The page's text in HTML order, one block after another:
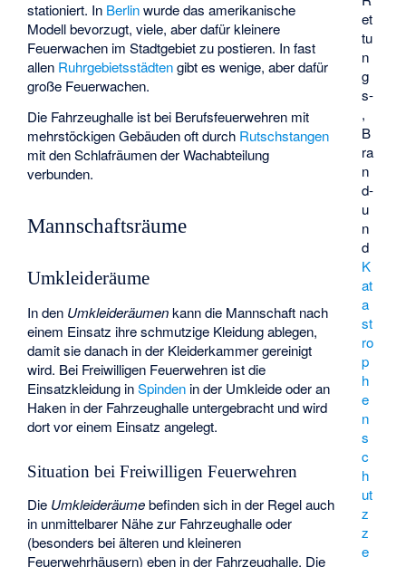
et
tu
n
g
s-
,
B
ra
n
d-
u
n
d
K
at
a
st
ro
p
h
e
n
s
c
h
ut
z
z
e
stationiert. In Berlinwurde das amerikanische
Modell bevorzugt, viele, aber dafür kleinere
Feuerwachen im Stadtgebiet zu postieren. In fast
allen Ruhrgebietsstädtengibt es wenige, aber dafür
große Feuerwachen.
Die Fahrzeughalle ist bei Berufsfeuerwehren mit
mehrstöckigen Gebäuden oft durch Rutschstangen
mit den Schlafräumen der Wachabteilung
verbunden.
Mannschaftsräume
Umkleideräume
In den Umkleideräumenkann die Mannschaft nach
einem Einsatz ihre schmutzige Kleidung ablegen,
damit sie danach in der Kleiderkammer gereinigt
wird. Bei Freiwilligen Feuerwehren ist die
Einsatzkleidung inSpinden in der Umkleide oder an
Haken in der Fahrzeughalle untergebracht und wird
dort vor einem Einsatz angelegt.
Situation bei Freiwilligen Feuerwehren
Die Umkleideräumebefinden sich in der Regel auch
in unmittelbarer Nähe zur Fahrzeughalle oder
(besonders bei älteren und kleineren
Feuerwehrhäusern) eben in der Fahrzeughalle. Die